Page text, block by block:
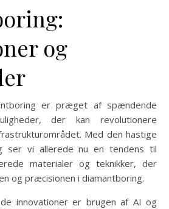
og
er præget af spændende
der kan revolutionere
Med den hastige
ser vi allerede nu en tendens til
materialer og teknikker, der
og præcisionen i diamantboring.
innovationer er brugen af AI og